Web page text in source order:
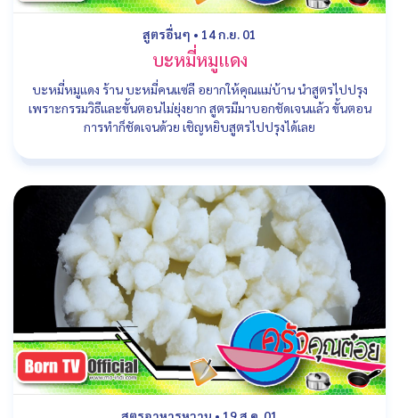
สูตรอื่นๆ • 14 ก.ย. 01
บะหมี่หมูแดง
บะหมี่หมูแดง ร้าน บะหมี่คนแซ่ลี อยากให้คุณแม่บ้าน นำสูตรไปปรุง
เพราะกรรมวิธีและขั้นตอนไม่ยุ่งยาก สูตรมีมาบอกชัดเจนแล้ว ขั้นตอน
การทำก็ชัดเจนด้วย เชิญหยิบสูตรไปปรุงได้เลย